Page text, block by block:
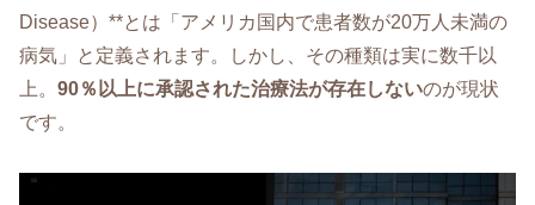
Disease）**とは「アメリカ国内で患者数が20万人未満の
病気」と定義されます。しかし、その種類は実に数千以
上。 90％以上に承認された治療法が存在しないのが現状
です。